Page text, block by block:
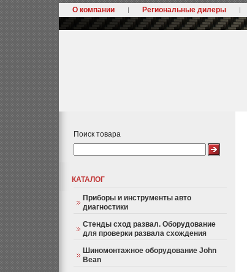
О компании Региональные дилеры
Поиск товара
КАТАЛОГ
Приборы и инструменты авто
диагностики
Стенды сход развал. Оборудование
для проверки развала схождения
Шиномонтажное оборудование John
Bean